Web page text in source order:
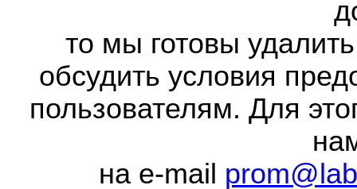
то мы готовы
обсудить условия
пользователям. Для
на e-mail